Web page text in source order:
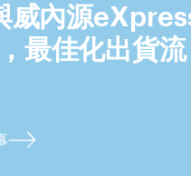
威內源
最佳化出貨流